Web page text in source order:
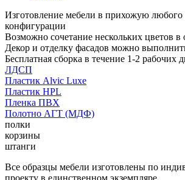
Изготовление мебели в прихожую любого
конфигурации
Возможно сочетание нескольких цветов в
Декор и отделку фасадов можно
Бесплатная сборка в течение 1-2 рабочих
ЛДСП
Пластик Alvic Luxe
Пластик HPL
Пленка ПВХ
Полотно АГТ (МДФ)
полки
корзины
штанги
Все образцы мебели изготовлены по
проекту в единственном экземпляре.